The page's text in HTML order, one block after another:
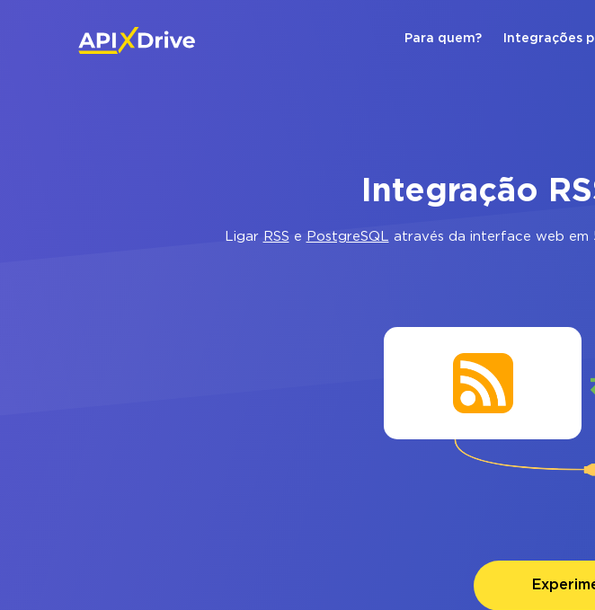
Para quem? Integrações
Integração
Ligar RSS e PostgreSQL através da interface web em